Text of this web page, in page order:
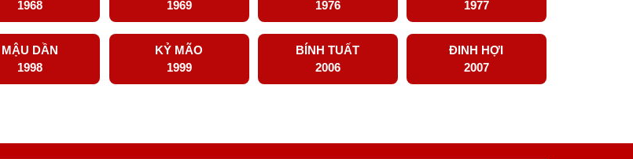
1968
1969
1976
1977
MẬU DẦN
1998
KỶ MÃO
1999
BÍNH TUẤT
2006
ĐINH HỢI
2007